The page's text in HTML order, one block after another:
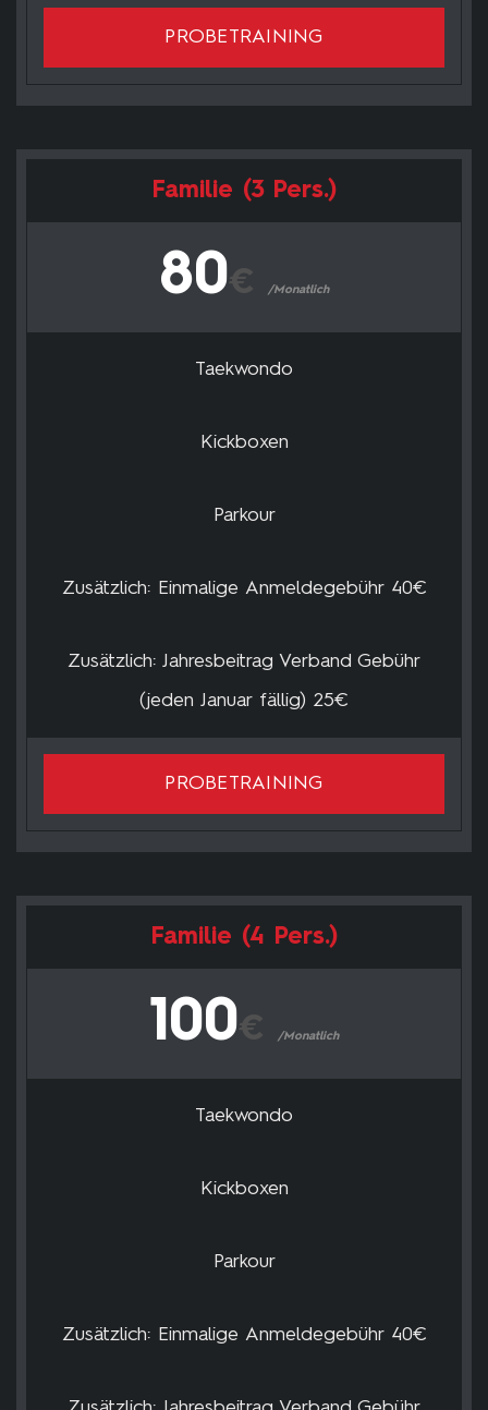
PROBETRAINING
Familie (3 Pers.)
80€ /Monatlich
Taekwondo
Kickboxen
Parkour
Zusätzlich: Einmalige Anmeldegebühr 40€
Zusätzlich: Jahresbeitrag Verband Gebühr
(jeden Januar fällig) 25€
PROBETRAINING
Familie (4 Pers.)
100€ /Monatlich
Taekwondo
Kickboxen
Parkour
Zusätzlich: Einmalige Anmeldegebühr 40€